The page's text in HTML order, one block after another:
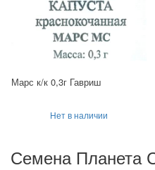
Марс к/к 0,3г Гавриш
Нет в наличии
Семена Планета